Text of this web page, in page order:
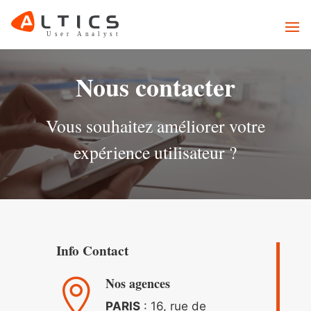
Nous contacter
Vous souhaitez améliorer votre
expérience utilisateur ?
Info Contact
 Nos agences
PARIS: 16, rue de